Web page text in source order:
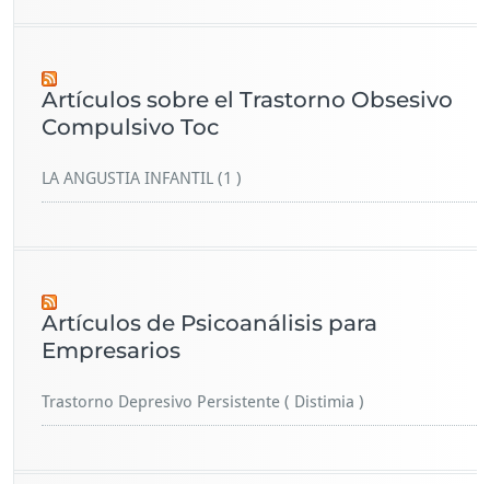
Artículos sobre el Trastorno Obsesivo
Compulsivo Toc
LA ANGUSTIA INFANTIL (1 )
Artículos de Psicoanálisis para
Empresarios
Trastorno Depresivo Persistente ( Distimia )